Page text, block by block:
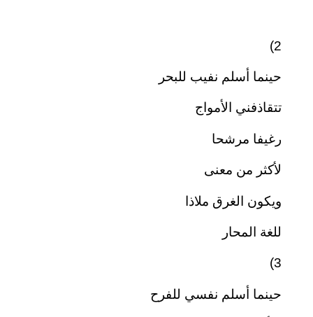
2)
حينما أسلم نفيب للبحر
تتقاذفني الأمواج
رغيفا مرشحا
لأكثر من معنى
ويكون الغرق ملاذا
للغة المحار
3)
حينما أسلم نفسي للفرح